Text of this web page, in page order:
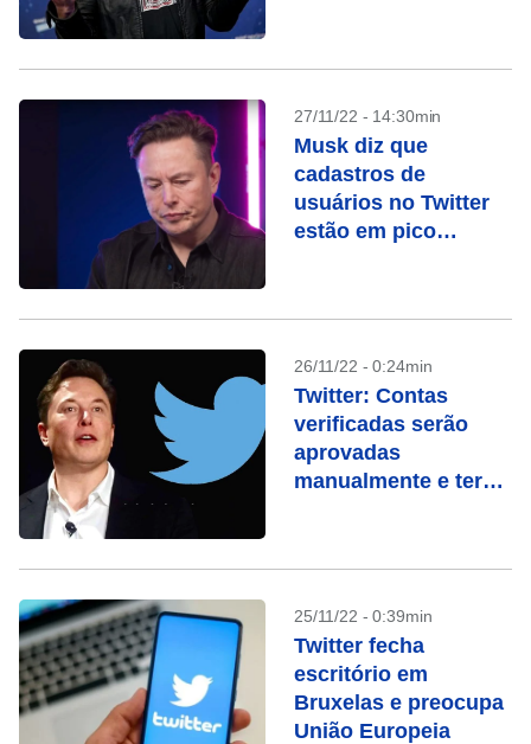
27/11/22 - 14:30min
Musk diz que
cadastros de
usuários no Twitter
estão em pico
para tudo”
26/11/22 - 0:24min
Twitter: Contas
verificadas serão
aprovadas
manualmente e terão
25/11/22 - 0:39min
Twitter fecha
escritório em
Bruxelas e preocupa
União Europeia